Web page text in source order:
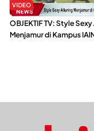
VIDEO
OBJEKTIF TV: Style
Menjamur di Kampus